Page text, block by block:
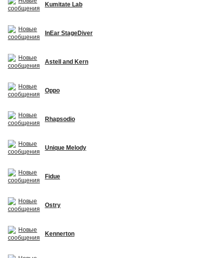
Kumitate Lab
InEar StageDiver
Astell and Kern
Oppo
Rhapsodio
Unique Melody
Fidue
Ostry
Kennerton